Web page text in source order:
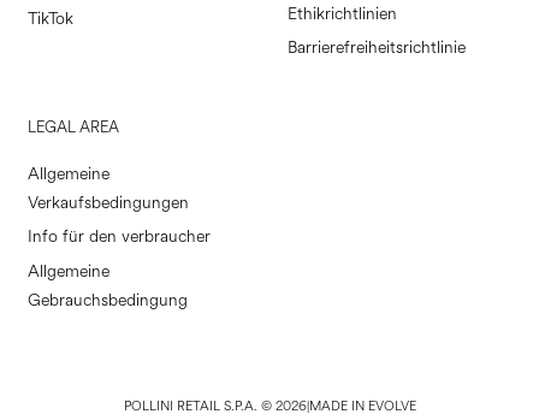
TikTok
Ethikrichtlinien
Barrierefreiheitsrichtlinie
LEGAL AREA
Allgemeine
Verkaufsbedingungen
Info für den verbraucher
Allgemeine
Gebrauchsbedingung
POLLINI RETAIL S.P.A. © 2026|MADE IN EVOLVE